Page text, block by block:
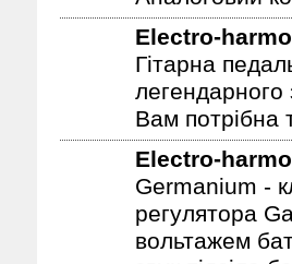
Аналоговий
Electro-
Гітарна
Вам потрібна
Electro-
Germanium -
регулятора
вольтажем